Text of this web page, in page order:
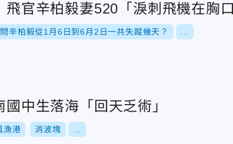
官辛柏毅妻520「淚刺飛機在胸口
辛柏毅從1月6日到6月2日一共失蹤幾天？
中生落海「回天乏術」
漁港 消波塊